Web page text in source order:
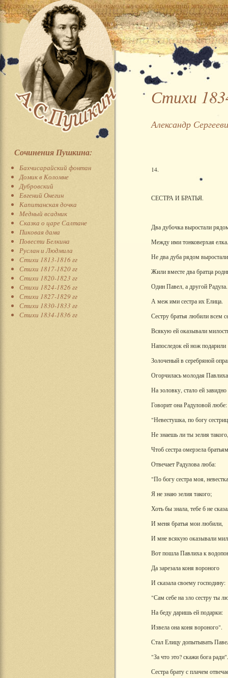
Сочинения Пушкина:
Бахчисарайский фонтан
Домик в Коломне
Дубровский
Евгений Онегин
Капитанская дочка
Медный всадник
Сказка о царе Салтане
Пиковая дама
Повести Белкина
Руслан и Людмила
Стихи 1813-1816 гг
Стихи 1817-1820 гг
Стихи 1820-1823 гг
Стихи 1824-1826 гг
Стихи 1827-1829 гг
Стихи 1830-1833 гг
Стихи 1834-1836 гг
Стихи
Александр
14.
СЕСТРА И БРАТЬЯ.
Два дубочка выростали
Между ими тонковерхая елка.
Не два дуба рядом
Жили вместе два братца
Один Павел, а другой Радула.
А меж ими сестра их Елица.
Сестру братья любили всем
Всякую ей оказывали
Напоследок ей нож подарили
Золоченый в серебряной
Огорчилась молодая Павлиха
На золовку, стало ей завидно
Говорит она Радуловой любе:
"Невестушка, по богу
Не знаешь ли ты зелия такого,
Чтоб сестра омерзела
Отвечает Радулова люба:
"По богу сестра моя,
Я не знаю зелия такого;
Хоть бы знала, тебе б не
И меня братья мои любили,
И мне всякую оказывали
Вот пошла Павлиха к
Да зарезала коня вороного
И сказала своему господину:
"Сам себе на зло сестру ты
На беду даришь ей подарки:
Извела она коня вороного".
Стал Елицу допытывать
"За что это? скажи бога ради".
Сестра брату с плачем